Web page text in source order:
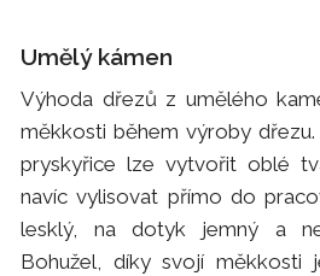
Umělý kámen
Výhoda dřezů z umělého
měkkosti během výroby
pryskyřice lze vytvořit oblé
navíc vylisovat přímo do
lesklý, na dotyk jemný a
Bohužel, díky svojí měkkosti